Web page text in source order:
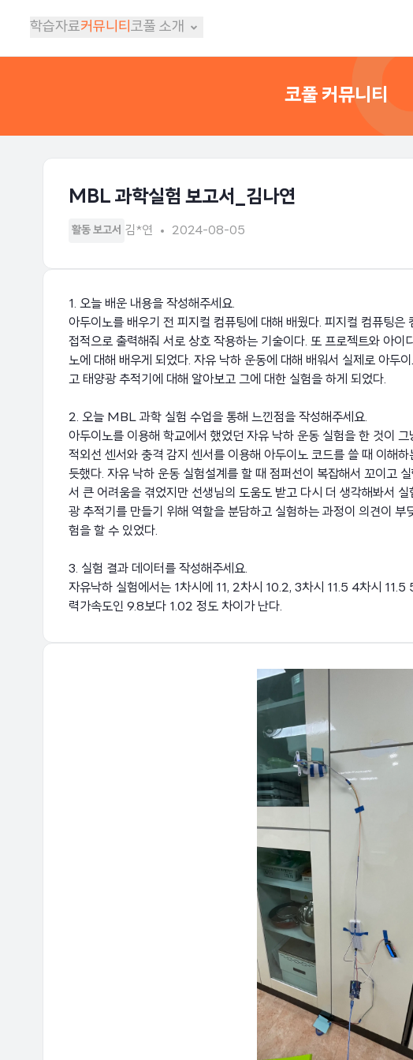
학습자료커뮤니티 코풀 소개
코풀 커뮤니티
MBL 과학실험 보고서_김나연
활동 보고서 김*연 2024-08-05
1. 오늘 배운 내용을 작성해주세요.
아두이노를 배우기 전 피지컬 컴퓨팅에 대해 배웠다. 피지컬 컴퓨팅은
접적으로 출력해줘 서로 상호 작용하는 기술이다. 또 프로젝트와 아이
노에 대해 배우게 되었다. 자유 낙하 운동에 대해 배워서 실제로 아두
고 태양광 추적기에 대해 알아보고 그에 대한 실험을 하게 되었다.
2. 오늘 MBL 과학 실험 수업을 통해 느낀점을 작성해주세요.
아두이노를 이용해 학교에서 했었던 자유 낙하 운동 실험을 한 것이
적외선 센서와 충격 감지 센서를 이용해 아두이노 코드를 쓸 때 이해
듯했다. 자유 낙하 운동 실험설계를 할 때 점퍼선이 복잡해서 꼬이고
서 큰 어려움을 겪었지만 선생님의 도움도 받고 다시 더 생각해봐서
광 추적기를 만들기 위해 역할을 분담하고 실험하는 과정이 의견이 부
험을 할 수 있었다.
3. 실험 결과 데이터를 작성해주세요.
자유낙하 실험에서는 1차시에 11, 2차시 10.2, 3차시 11.5 4차시